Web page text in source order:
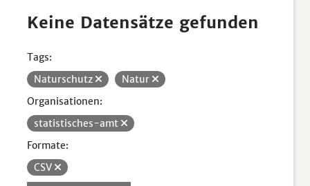
Keine Datensätze gefunden
Tags:
Naturschutz
Natur
Organisationen:
statistisches-amt
Formate:
CSV